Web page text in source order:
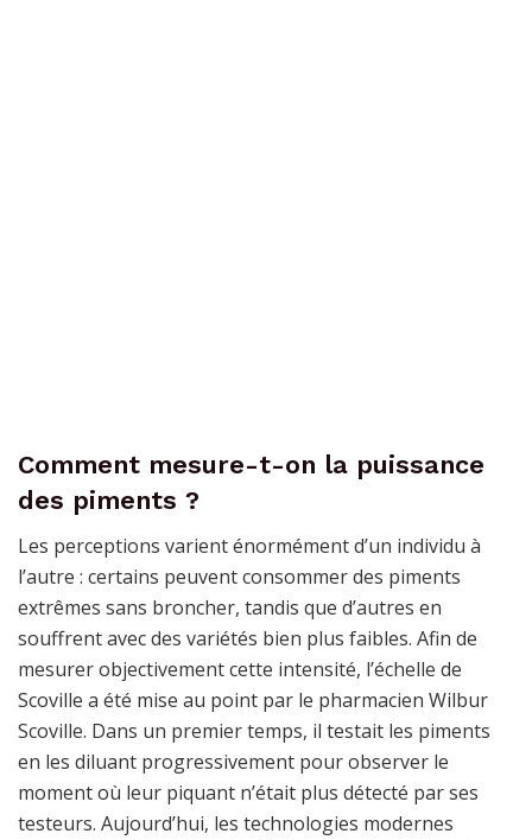
Comment mesure-t-on la puissance
des piments ?
Les perceptions varient énormément d’un individu à
l’autre : certains peuvent consommer des piments
extrêmes sans broncher, tandis que d’autres en
souffrent avec des variétés bien plus faibles. Afin de
mesurer objectivement cette intensité, l’échelle de
Scoville a été mise au point par le pharmacien Wilbur
Scoville. Dans un premier temps, il testait les piments
en les diluant progressivement pour observer le
moment où leur piquant n’était plus détecté par ses
testeurs. Aujourd’hui, les technologies modernes